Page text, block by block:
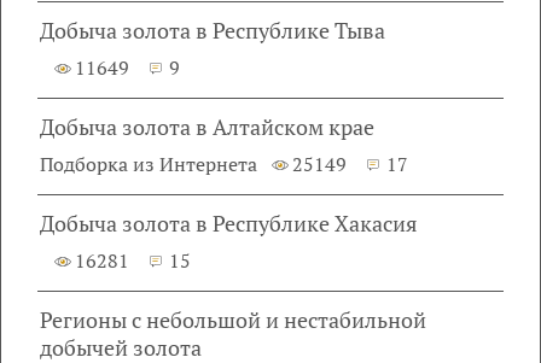
Добыча золота в Республике Тыва
11649 9
Добыча золота в Алтайском крае
Подборка из Интернета 25149 17
Добыча золота в Республике Хакасия
16281 15
Регионы с небольшой и нестабильной
добычей золота